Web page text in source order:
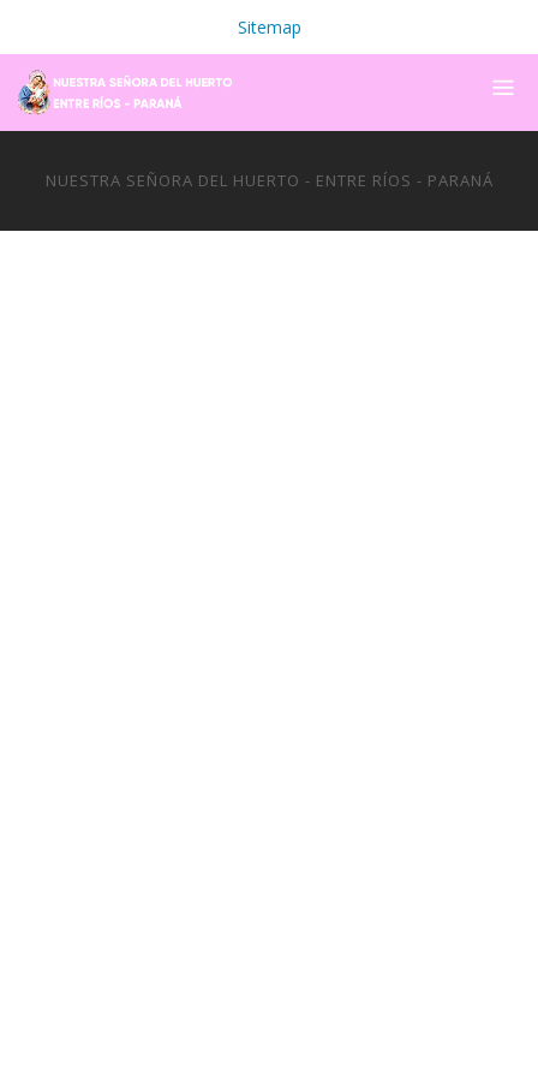
Sitemap
NUESTRA SEÑORA DEL HUERTO - ENTRE RÍOS - PARANÁ